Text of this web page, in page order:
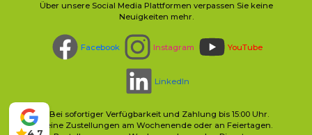
Über unsere Social Media Plattformen verpassen Sie keine
Neuigkeiten mehr.
Facebook Instagram YouTube
LinkedIn
* Bei sofortiger Verfügbarkeit und Zahlung bis 15:00 Uhr.
Keine Zustellungen am Wochenende oder an Feiertagen.